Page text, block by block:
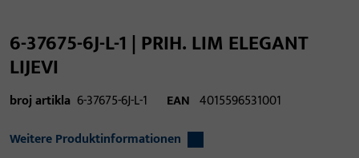
6-37675-6J-L-1 | PRIH. LIM ELEGANT
LIJEVI
broj artikla 6-37675-6J-L-1 EAN 4015596531001
Weitere Produktinformationen